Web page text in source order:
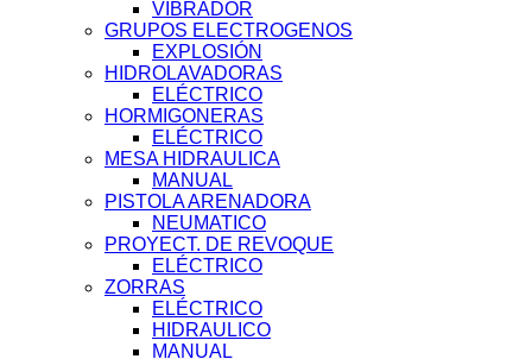
VIBRADOR
GRUPOS ELECTROGENOS
EXPLOSIÓN
HIDROLAVADORAS
ELÉCTRICO
HORMIGONERAS
ELÉCTRICO
MESA HIDRAULICA
MANUAL
PISTOLA ARENADORA
NEUMATICO
PROYECT. DE REVOQUE
ELÉCTRICO
ZORRAS
ELÉCTRICO
HIDRAULICO
MANUAL